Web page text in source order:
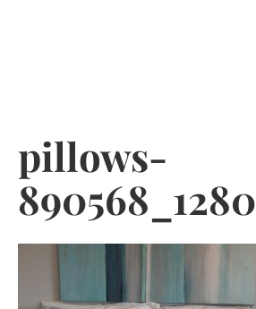
pillows-
890568_1280